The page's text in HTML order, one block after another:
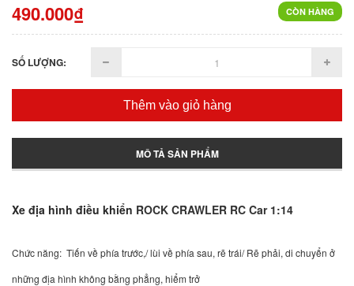
CÒN HÀNG
490.000₫
SỐ LƯỢNG:
Thêm vào giỏ hàng
MÔ TẢ SẢN PHẨM
Xe địa hình điều khiển ROCK CRAWLER RC Car 1:14
Chức năng: Tiến về phía trước,/ lùi về phía sau, rẽ trái/ Rẽ phải, di chuyển ở
những địa hình không bằng phẳng, hiểm trở